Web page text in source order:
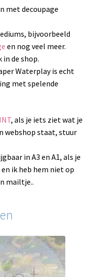
met decoupage
bijvoorbeeld
en nog veel meer.
de shop.
Waterplay is echt
met spelende
, als je iets ziet wat je
webshop staat, stuur
in A3 en A1, als je
ik heb hem niet op
mailtje..